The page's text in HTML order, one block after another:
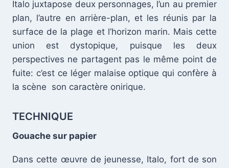
Italo juxtapose deux personnages, l’un au premier
plan, l’autre en arrière-plan, et les réunis par la
surface de la plage et l’horizon marin. Mais cette
union est dystopique, puisque les deux
perspectives ne partagent pas le même point de
fuite: c’est ce léger malaise optique qui confère à
la scène son caractère onirique.
.
TECHNIQUE
Gouache sur papier
Dans cette œuvre de jeunesse, Italo, fort de son